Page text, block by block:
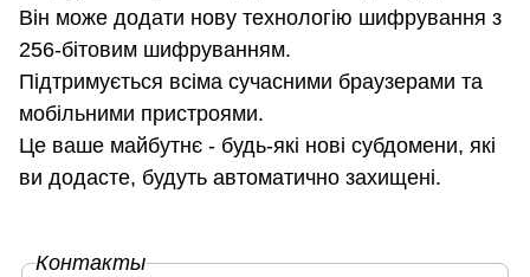
Він може додати нову технологію шифрування з
256-бітовим шифруванням.
Підтримується всіма сучасними браузерами та
мобільними пристроями.
Це ваше майбутнє - будь-які нові субдомени, які
ви додасте, будуть автоматично захищені.
Контакты